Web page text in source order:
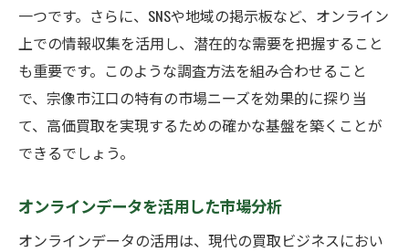
一つです。さらに、SNSや地域の掲示板など、オンライン
上での情報収集を活用し、潜在的な需要を把握すること
も重要です。このような調査方法を組み合わせること
で、宗像市江口の特有の市場ニーズを効果的に探り当
て、高価買取を実現するための確かな基盤を築くことが
できるでしょう。
オンラインデータを活用した市場分析
オンラインデータの活用は、現代の買取ビジネスにおい